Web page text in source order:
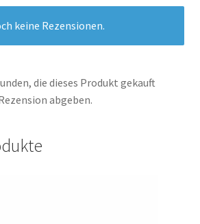
keine Rezensionen.
die dieses Produkt gekauft
abgeben.